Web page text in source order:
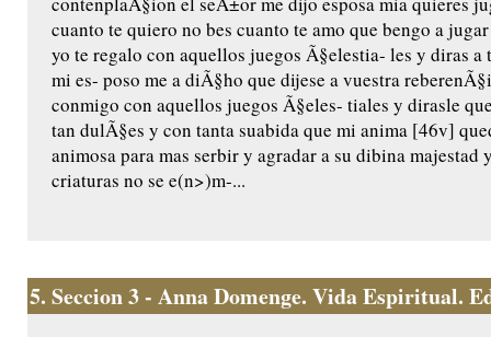
cuanto te quiero no bes cuanto te amo que bengo a
yo te regalo con aquellos juegos Ã§elestia- les y diras
mi es- poso me a diÃ§ho que dijese a vuestra
conmigo con aquellos juegos Ã§eles- tiales y dirasle
tan dulÃ§es y con tanta suabida que mi anima [46v]
animosa para mas serbir y agradar a su dibina majestad
criaturas no se e(n>)m-...
5. Seccion 3 - Anna Domenge. Vida Espiritual.